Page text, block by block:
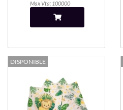
Max Vta: 100000
DISPONIBLE